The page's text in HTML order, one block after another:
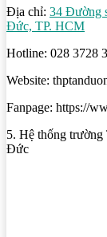
Địa chỉ: 34 Đường
Đức, TP. HCM
Hotline: 028 3728
Website:
Fanpage: https://
5. Hệ thống
Đức